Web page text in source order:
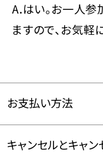
A.はい。お一人参
ますので、お気軽
お支払い方法
キャンセルとキャ